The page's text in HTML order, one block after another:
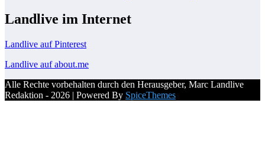
Landlive im Internet
Landlive auf Pinterest
Landlive auf about.me
Alle Rechte vorbehalten durch den Herausgeber, Marc Landlive
Redaktion - 2026 | Powered By SpiceThemes